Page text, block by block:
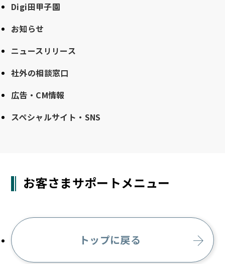
Digi田甲子園
お知らせ
ニュースリリース
社外の相談窓口
広告・CM情報
スペシャルサイト・SNS
お客さまサポートメニュー
トップに戻る